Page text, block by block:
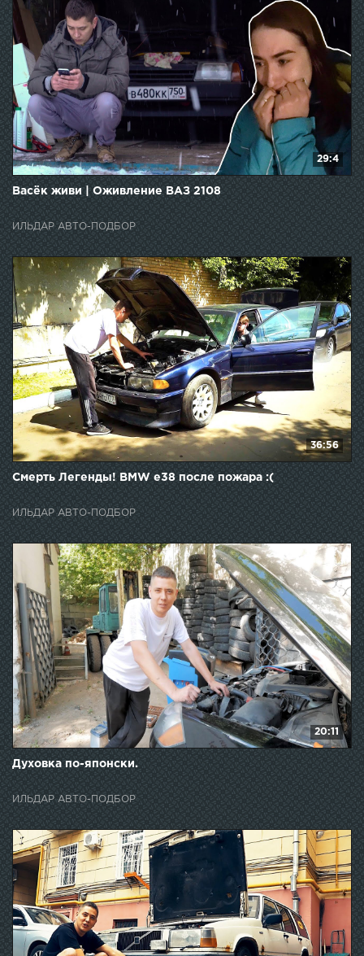
29:4
Васёк живи | Оживление ВАЗ 2108
ИЛЬДАР АВТО-ПОДБОР
36:56
Смерть Легенды! BMW e38 после пожара :(
ИЛЬДАР АВТО-ПОДБОР
20:11
Духовка по-японски.
ИЛЬДАР АВТО-ПОДБОР